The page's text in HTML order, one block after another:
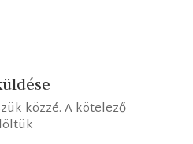
közzé. A kötelező